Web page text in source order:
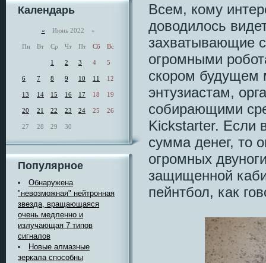
Календарь
« Июнь 2022 »
Пн Вт Ср Чт Пт Сб Вс
1 2 3 4 5
6 7 8 9 10 11 12
13 14 15 16 17 18 19
20 21 22 23 24 25 26
27 28 29 30
Популярное
Обнаружена
"невозможная" нейтронная
звезда, вращающаяся
очень медленно и
излучающая 7 типов
сигналов
Новые алмазные
зеркала способны
Всем, кому
доводилось
захватывающие
огромными
скором будущем
энтузиастам,
собирающими
Kickstarter. Если
сумма денег, то
огромных
защищенной
пейнтбол, как